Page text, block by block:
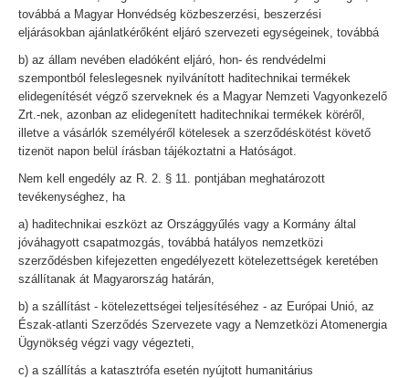
továbbá a Magyar Honvédség közbeszerzési, beszerzési
eljárásokban ajánlatkérőként eljáró szervezeti egységeinek, továbbá
b) az állam nevében eladóként eljáró, hon- és rendvédelmi
szempontból feleslegesnek nyilvánított haditechnikai termékek
elidegenítését végző szerveknek és a Magyar Nemzeti Vagyonkezelő
Zrt.-nek, azonban az elidegenített haditechnikai termékek köréről,
illetve a vásárlók személyéről kötelesek a szerződéskötést követő
tizenöt napon belül írásban tájékoztatni a Hatóságot.
Nem kell engedély az R. 2. § 11. pontjában meghatározott
tevékenységhez, ha
a) haditechnikai eszközt az Országgyűlés vagy a Kormány által
jóváhagyott csapatmozgás, továbbá hatályos nemzetközi
szerződésben kifejezetten engedélyezett kötelezettségek keretében
szállítanak át Magyarország határán,
b) a szállítást - kötelezettségei teljesítéséhez - az Európai Unió, az
Észak-atlanti Szerződés Szervezete vagy a Nemzetközi Atomenergia
Ügynökség végzi vagy végezteti,
c) a szállítás a katasztrófa esetén nyújtott humanitárius